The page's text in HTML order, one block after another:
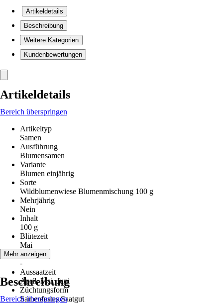
Artikeldetails
Beschreibung
Weitere Kategorien
Kundenbewertungen
Artikeldetails
Bereich überspringen
Artikeltyp
Samen
Ausführung
Blumensamen
Variante
Blumen einjährig
Sorte
Wildblumenwiese Blumenmischung 100 g
Mehrjährig
Nein
Inhalt
100 g
Blütezeit
Mai
Erntezeit
-
Aussaatzeit
April, Mai, Juni
Züchtungsform
Samenfestes Saatgut
Mehr anzeigen
Beschreibung
Bereich überspringen